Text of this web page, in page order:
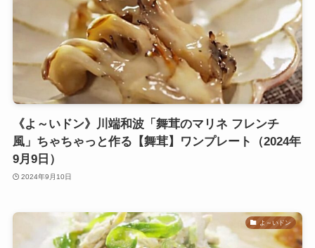
《よ～いドン》川端和波「舞茸のマリネ フレンチ
風」ちゃちゃっと作る【舞茸】ワンプレート（2024年
9月9日）
2024年9月10日
よ～いドン